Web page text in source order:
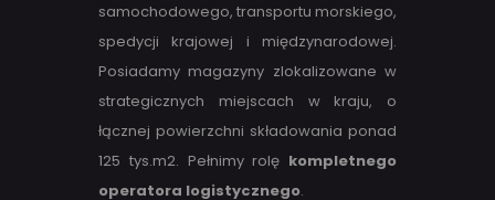
samochodowego, transportu morskiego,
spedycji krajowej i międzynarodowej.
Posiadamy magazyny zlokalizowane w
strategicznych miejscach w kraju, o
łącznej powierzchni składowania ponad
125 tys.m2. Pełnimy rolę kompletnego
operatora logistycznego.